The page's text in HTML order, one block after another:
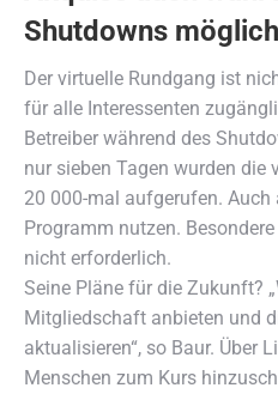
Shutdowns möglich
Der virtuelle Rundgang ist
für alle Interessenten
Betreiber während des
nur sieben Tagen wurden die
20 000-mal aufgerufen.
Programm nutzen.
nicht erforderlich.
Seine Pläne für die Zukunft?
Mitgliedschaft anbieten und
aktualisieren“, so Baur. Über
Menschen zum Kurs